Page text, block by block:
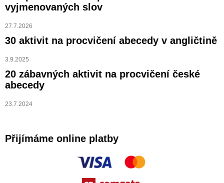
vyjmenovaných slov
27.7.2026
30 aktivit na procvičení abecedy v angličtině
3.9.2025
20 zábavných aktivit na procvičení české
abecedy
23.7.2024
Přijímáme online platby